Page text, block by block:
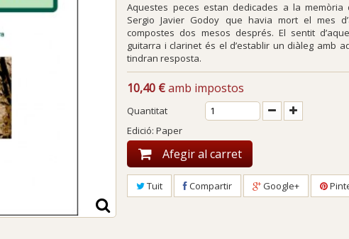
Aquestes peces estan dedicades a la memòria
Sergio Javier Godoy que havia mort el mes
compostes dos mesos després. El sentit
guitarra i clarinet és el d’establir un diàleg amb
tindran resposta.
10,40 €amb impostos
Quantitat
Edició: Paper
Afegir al carret
Tuit Compartir Google+